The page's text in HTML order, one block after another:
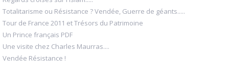
Totalitarisme ou Résistance ? Vendée, Guerre de géants.....
Tour de France 2011 et Trésors du Patrimoine
Un Prince français PDF
Une visite chez Charles Maurras....
Vendée Résistance !